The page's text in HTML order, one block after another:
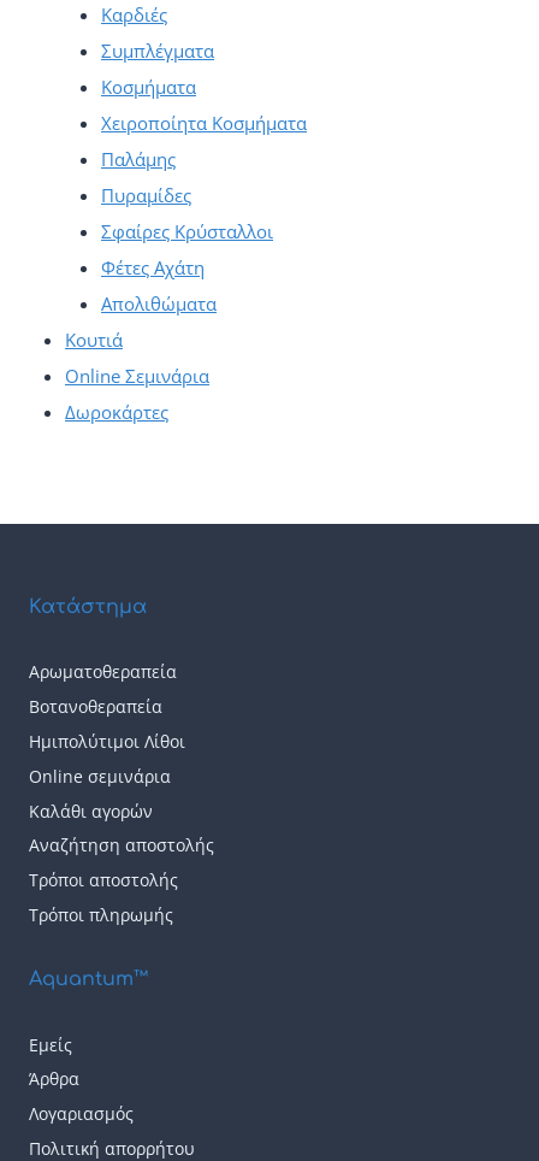
Καρδιές
Συμπλέγματα
Κοσμήματα
Χειροποίητα Κοσμήματα
Παλάμης
Πυραμίδες
Σφαίρες Κρύσταλλοι
Φέτες Αχάτη
Απολιθώματα
Κουτιά
Online Σεμινάρια
Δωροκάρτες
Κατάστημα
Αρωματοθεραπεία
Βοτανοθεραπεία
Ημιπολύτιμοι Λίθοι
Online σεμινάρια
Καλάθι αγορών
Αναζήτηση αποστολής
Τρόποι αποστολής
Τρόποι πληρωμής
Aquantum™
Εμείς
Άρθρα
Λογαριασμός
Πολιτική απορρήτου